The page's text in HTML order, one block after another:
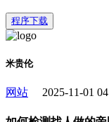
程序下载
米贵伦
网站 2025-11-01